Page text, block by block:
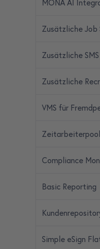
MONA AI
Zusätzliche
Zusätzliche
Zusätzliche
VMS für
Zeitarbeiterpool
Compliance
Basic Reporting
Simple eSign